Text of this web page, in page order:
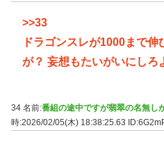
>>33
ドラゴンスレが1000まで
が？ 妄想もたいがいにしろ
34 名前:番組の途中ですが翡翠の名無し
時:2026/02/05(木) 18:38:25.63